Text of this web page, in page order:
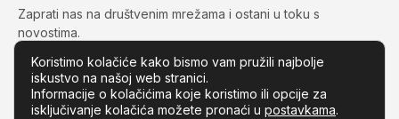
Zaprati nas na društvenim mrežama i ostani u toku s
novostima.
Koristimo kolačiće kako bismo vam pružili najbolje
iskustvo na našoj web stranici.
Informacije o kolačićima koje koristimo ili opcije za
isključivanje kolačića možete pronaći u postavkama.